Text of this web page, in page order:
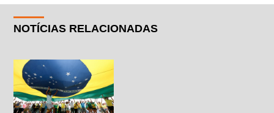
NOTÍCIAS RELACIONADAS